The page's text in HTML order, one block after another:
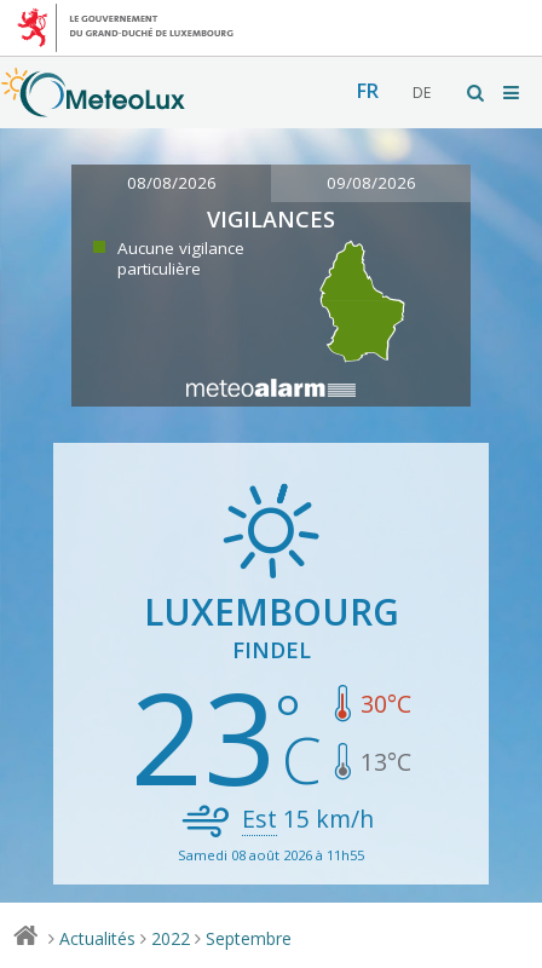
FR DE
08/08/2026 09/08/2026
VIGILANCES
Aucune vigilance
particulière
LUXEMBOURG
FINDEL
23 30°C
13°C
Est 15 km/h
Samedi 08 août 2026 à 11h55
> Actualités > 2022 > Septembre